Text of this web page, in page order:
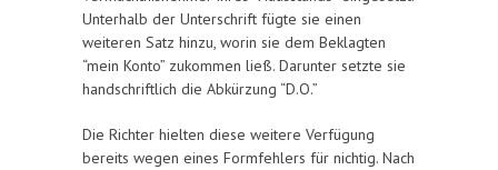
Unterhalb der Unterschrift fügte sie einen
weiteren Satz hinzu, worin sie dem Beklagten
“mein Konto” zukommen ließ. Darunter setzte sie
handschriftlich die Abkürzung “D.O.”
Die Richter hielten diese weitere Verfügung
bereits wegen eines Formfehlers für nichtig. Nach